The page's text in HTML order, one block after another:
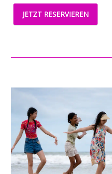
JETZT RESERVIEREN